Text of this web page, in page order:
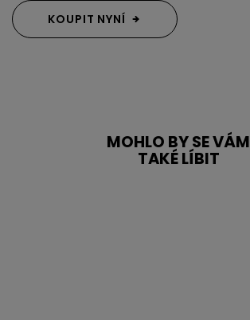
KOUPIT NYNÍ
MOHLO BY SE VÁM
TAKÉ LÍBIT